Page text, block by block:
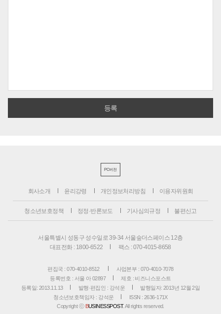
PC버전
회사소개 윤리강령 개인정보처리방침 이용자위원회
청소년보호정책 정정·반론보도 기사심의규정 불편신고
서울특별시 성동구 성수일로 39-34 서울숲더스페이스 12층
대표전화 : 1800-6522
팩스 : 070-4015-8658
편집국 : 070-4010-8512
사업본부 : 070-4010-7078
등록번호 : 서울 아 02897
제호 : 비즈니스포스트
등록일: 2013.11.13
발행·편집인 : 강석운
발행일자: 2013년 12월 2일
청소년보호책임자 : 강석운
ISSN : 2636-171X
Copyright ⓒ BUSINESSPOST. All rights reserved.